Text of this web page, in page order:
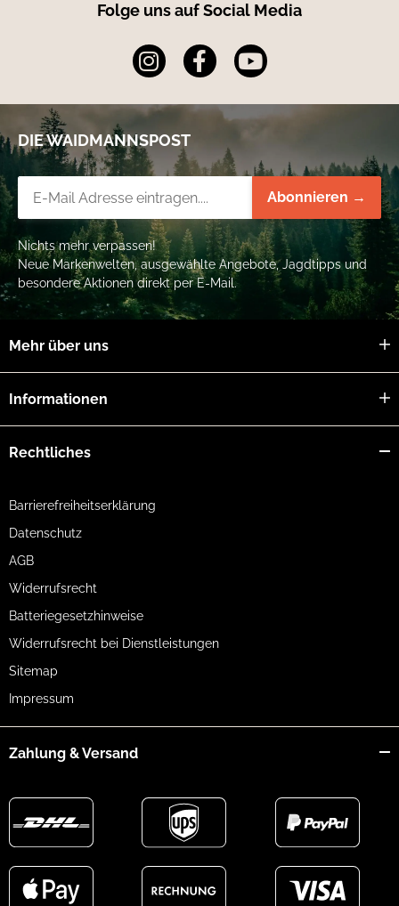
Folge uns auf Social Media
DIE WAIDMANNSPOST
Abonnieren →
Nichts mehr verpassen!
Neue Markenwelten, ausgewählte Angebote, Jagdtipps und
besondere Aktionen direkt per E-Mail.
Mehr über uns
Informationen
Rechtliches
Barrierefreiheitserklärung
Datenschutz
AGB
Widerrufsrecht
Batteriegesetzhinweise
Widerrufsrecht bei Dienstleistungen
Sitemap
Impressum
Zahlung & Versand